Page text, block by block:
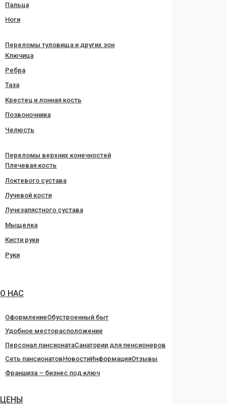
Пальца
Ноги
Переломы туловища и других зон
Ключица
Ребра
Таза
Крестец и лонная кость
Позвоночника
Челюсть
Переломы верхних конечностей
Плечевая кость
Локтевого сустава
Лучевой кости
Лучезапястного сустава
Мыщелка
Кисти руки
Руки
О НАС
ОформлениеОбустроенный быт
Удобное месторасположение
Персонал пансионатаСанатории для пенсионеров
Сеть пансионатовНовостиИнформацияОтзывы
Франшиза – бизнес под ключ
ЦЕНЫ